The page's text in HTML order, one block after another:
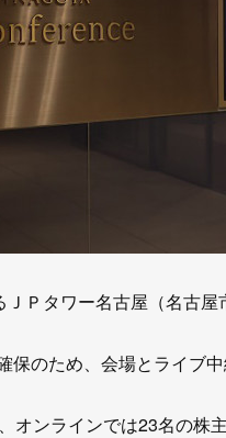
Ｐタワー名古屋（名古
保のため、会場とライブ
オンラインでは23名の株